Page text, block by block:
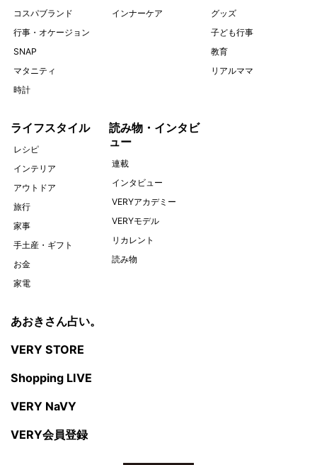
コスパブランド
行事・オケージョン
SNAP
マタニティ
時計
インナーケア
グッズ
子ども行事
教育
リアルママ
ライフスタイル
レシピ
インテリア
アウトドア
旅行
家事
手土産・ギフト
お金
家電
読み物・インタビ
ュー
連載
インタビュー
VERYアカデミー
VERYモデル
リカレント
読み物
あおきさん占い。
VERY STORE
Shopping LIVE
VERY NaVY
VERY会員登録